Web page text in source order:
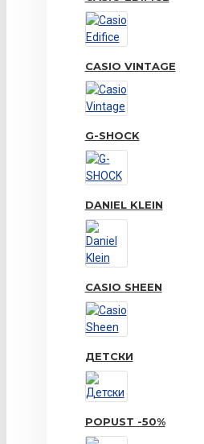
CASIO VINTAGE
G-SHOCK
DANIEL KLEIN
CASIO SHEEN
ДЕТСКИ
POPUST -50%